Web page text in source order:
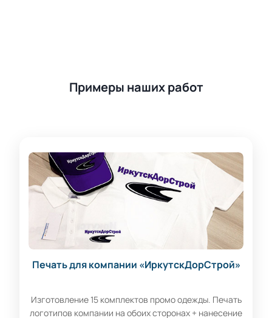
Примеры наших работ
Печать для компании «ИркутскДорСтрой»
Изготовление 15 комплектов промо одежды. Печать
логотипов компании на обоих сторонах + нанесение